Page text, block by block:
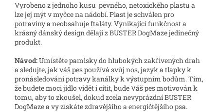
Vyrobeno z jednoho kusu pevného, ​​netoxického plastu a
lze jej mýt v myčce na nádobí. Plast je schválen pro
potraviny a neobsahuje ftaláty. Vynikající funkčnost a
krásný dánský design dělají z BUSTER DogMaze jedinečný
produkt.
Návod:Umístěte pamlsky do hlubokých zakřivených drah
a sledujte, jak váš pes používá svůj nos, jazyk a tlapky k
pronásledování potravy kanálky k výstupním bodům. Tím,
že budete moci jídlo vidět i cítit, bude Váš pes motivován k
tomu, aby to zkoušel, dokud zcela nevyprázdní BUSTER
DogMaze a vy získáte zdravějšího a energičtějšího psa.